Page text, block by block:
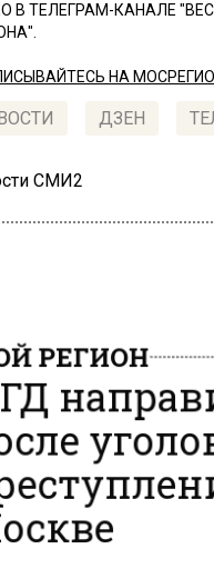
В ТЕЛЕГРАМ-КАНАЛЕ
НА
ДЗЕН
СМИ2
РЕГИОН